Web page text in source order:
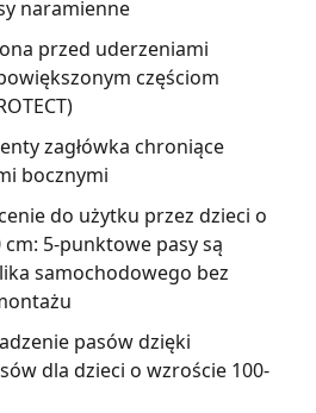
naramienne
przed uderzeniami
częściom
zagłówka chroniące
bocznymi
do użytku przez dzieci o
5-punktowe pasy są
samochodowego bez
pasów dzięki
dla dzieci o wzroście 100-